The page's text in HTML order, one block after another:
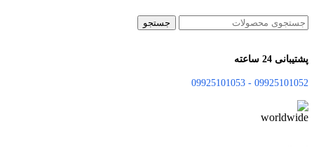
جستجو
پشتیبانی 24 ساعته
09925101052 - 09925101053